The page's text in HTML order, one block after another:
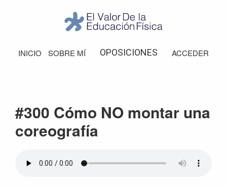
navegación
principal
barra
Valor
de
INICIO SOBRE MÍ OPOSICIONES ACCEDER
#300 Cómo NO montar una
coreografía